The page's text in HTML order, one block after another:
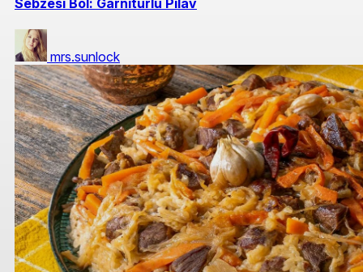
Sebzesi Bol: Garnitürlü Pilav
mrs.sunlock